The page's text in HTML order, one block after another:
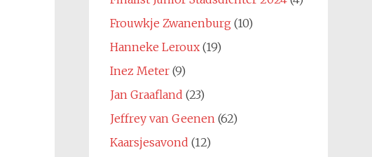
Frouwkje Zwanenburg (10)
Hanneke Leroux(19)
Inez Meter(9)
Jan Graafland (23)
Jeffrey van Geenen(62)
Kaarsjesavond (12)